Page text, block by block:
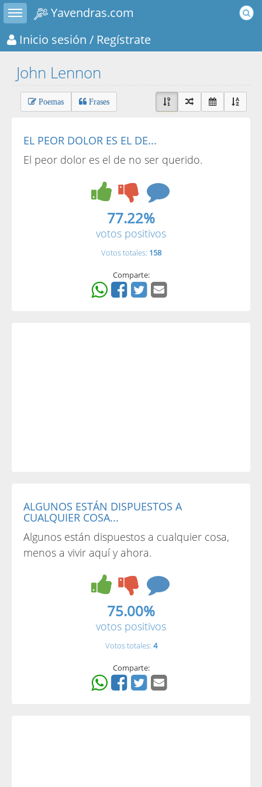
Toggle sidebar
Yavendras.com
Inicio sesión / Regístrate
John Lennon
Poemas Frases
EL PEOR DOLOR ES EL DE...
El peor dolor es el de no ser querido.
77.22%
votos positivos
Votos totales: 158
Comparte:
ALGUNOS ESTÁN DISPUESTOS A
CUALQUIER COSA...
Algunos están dispuestos a cualquier cosa,
menos a vivir aquí y ahora.
75.00%
votos positivos
Votos totales: 4
Comparte: